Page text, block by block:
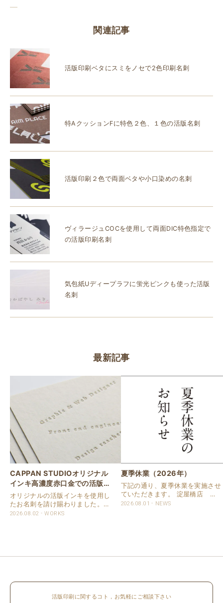
関連記事
活版印刷ベタにスミをノセで2色印刷名刺
特AクッションFに特色２色、１色の活版名刺
活版印刷２色で両面ベタや小口染めの名刺
ヴィラージュCOCを使用して両面DIC特色指定で
の活版印刷名刺
気包紙Uディープラフに蛍光ピンクも使った活版
名刺
最新記事
CAPPAN STUDIOオリジナル
インキ高濃度赤口金での活版名
刺
オリジナルの活版インキを使用し
たお名刺を請け賜わりました。
用紙は新バフン紙Nのきぬを使用
2026.08.02 WORKS
夏季休業（2026年）
下記の通り、夏季休業を実施させ
ていただきます。 淀屋橋店 通
常営業いたします。 奈良店 8月
2026.08.01 NEWS
活版印刷に関するコト，お気軽にご相談下さい